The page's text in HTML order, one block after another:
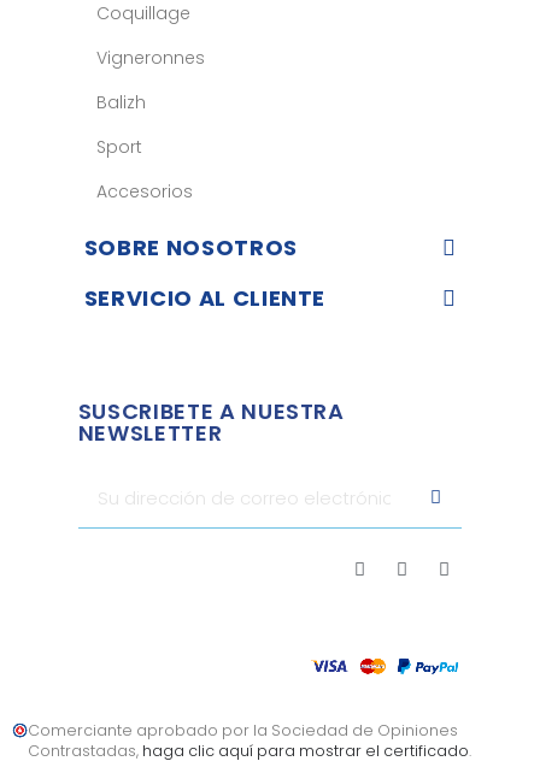
Coquillage
Vigneronnes
Balizh
Sport
Accesorios
SOBRE NOSOTROS
SERVICIO AL CLIENTE
SUSCRIBETE A NUESTRA
NEWSLETTER
Comerciante aprobado por la Sociedad de Opiniones
Contrastadas, haga clic aquí para mostrar el certificado.